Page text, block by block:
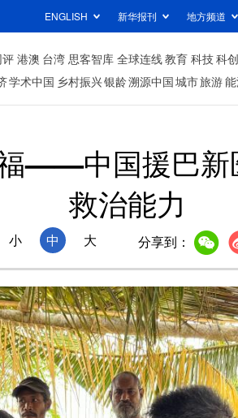
ENGLISH 新华报刊 地方频道
评 港澳 台湾 思客智库 全球连线教育 科技科创
学术中国 乡村振兴银龄溯源中国城市旅游
——中国援巴新
救治能力
小 中 大 分享到：